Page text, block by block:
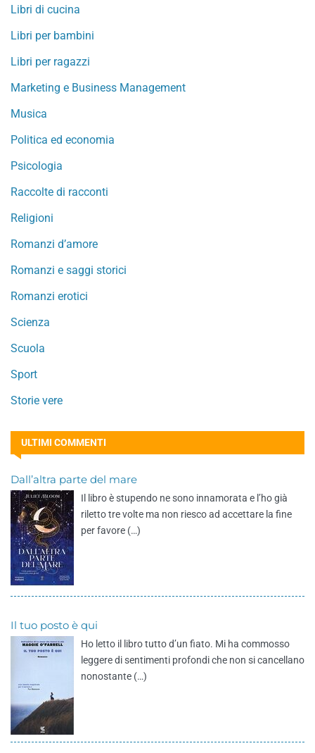
Libri di cucina
Libri per bambini
Libri per ragazzi
Marketing e Business Management
Musica
Politica ed economia
Psicologia
Raccolte di racconti
Religioni
Romanzi d’amore
Romanzi e saggi storici
Romanzi erotici
Scienza
Scuola
Sport
Storie vere
ULTIMI COMMENTI
Dall’altra parte del mare
Il libro è stupendo ne sono innamorata e l’ho già
riletto tre volte ma non riesco ad accettare la fine
per favore (…)
Il tuo posto è qui
Ho letto il libro tutto d’un fiato. Mi ha commosso
leggere di sentimenti profondi che non si cancellano
nonostante (…)